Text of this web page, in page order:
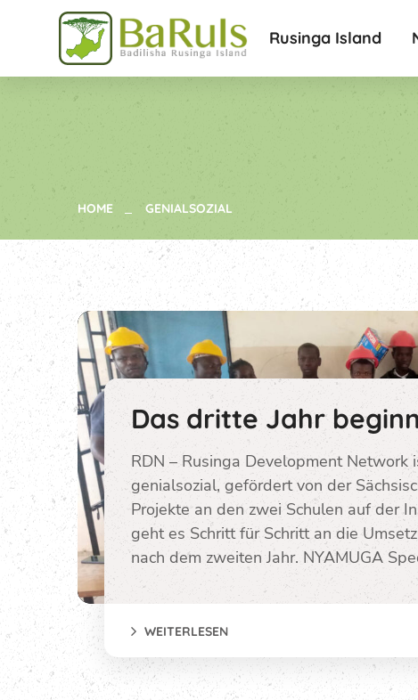
Rusinga Island
HOME GENIALSOZIAL
Das dritte Jahr
RDN – Rusinga Development
genialsozial, gefördert von der
Projekte an den zwei Schulen auf der
geht es Schritt für Schritt an die
nach dem zweiten Jahr. NYAMUGA
WEITERLESEN